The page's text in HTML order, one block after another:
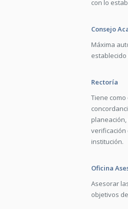
con lo
Consejo
Máxima
establecido
Rectoría
Tiene
verificación
institución.
Oficina
Asesorar
objetivos